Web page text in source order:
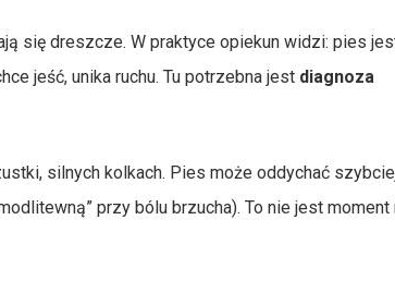
się dreszcze. W praktyce opiekun widzi: pies
jeść, unika ruchu. Tu potrzebna jest diagnoza
silnych kolkach. Pies może oddychać
przy bólu brzucha). To nie jest moment